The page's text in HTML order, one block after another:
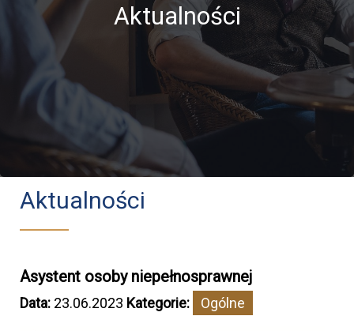
Aktualności
Aktualności
Asystent osoby niepełnosprawnej
Data: 23.06.2023 Kategorie: Ogólne